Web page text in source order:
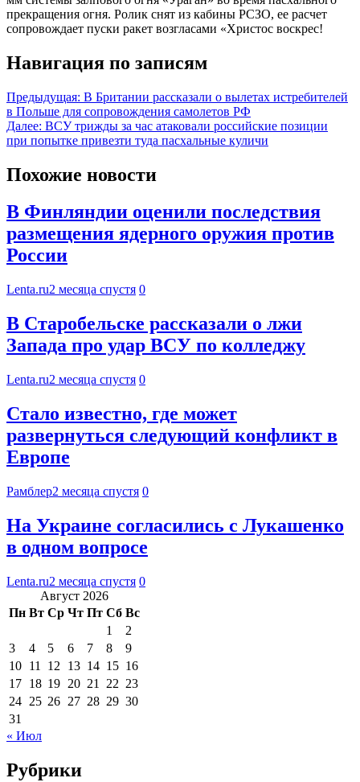
прекращения огня. Ролик снят из кабины РСЗО, ее расчет
сопровождает пуски ракет возгласами «Христос воскрес!
Навигация по записям
Предыдущая: В Британии рассказали о вылетах истребителей
в Польше для сопровождения самолетов РФ
Далее: ВСУ трижды за час атаковали российские позиции
при попытке привезти туда пасхальные куличи
Похожие новости
В Финляндии оценили последствия
размещения ядерного оружия против
России
Lenta.ru2 месяца спустя 0
В Старобельске рассказали о лжи
Запада про удар ВСУ по колледжу
Lenta.ru2 месяца спустя 0
Стало известно, где может
развернуться следующий конфликт в
Европе
Рамблер2 месяца спустя 0
На Украине согласились с Лукашенко
в одном вопросе
Lenta.ru2 месяца спустя 0
Август 2026
Пн Вт Ср Чт Пт Сб Вс
1
2
3
4 5 6 7 8
9
10 11 12 13 14 15 16
17 18 19 20 21 22 23
24 25 26 27 28 29 30
31
« Июл
Рубрики